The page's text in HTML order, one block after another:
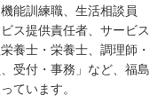
能訓練職、生活相談員
ス提供責任者、サービス
養士・栄養士、調理師・
受付・事務」など、福島
ています。